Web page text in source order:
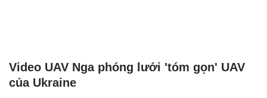
Video UAV Nga phóng lưới 'tóm gọn' UAV
của Ukraine